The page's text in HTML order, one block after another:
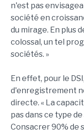
n'est pas
société en
du mirage. En plus
colossal, un tel
sociétés. »
En effet, pour le
d'enregistrement
directe. « La
pas dans ce type
Consacrer 90% de